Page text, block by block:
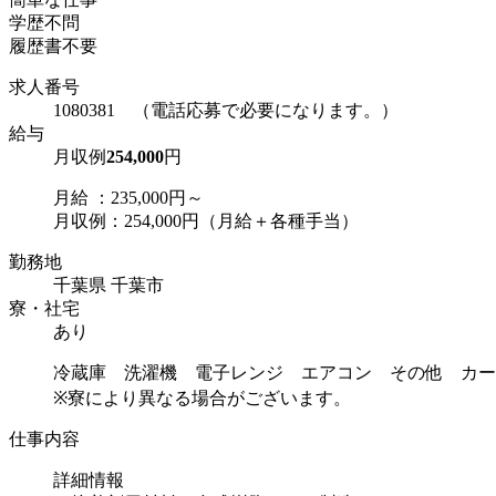
学歴不問
履歴書不要
求人番号
1080381 （電話応募で必要になります。）
給与
月収例254,000円
月給 ：235,000円～
月収例：254,000円（月給＋各種手当）
勤務地
千葉県 千葉市
寮・社宅
あり
冷蔵庫 洗濯機 電子レンジ エアコン その他 カー
※寮により異なる場合がございます。
仕事内容
詳細情報